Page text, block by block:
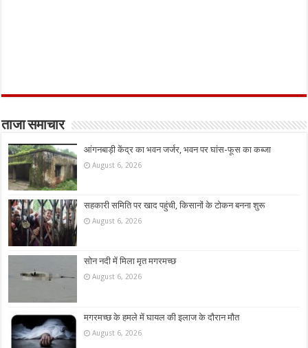
ताजा समाचार
आंगनबाड़ी केंद्र का भवन जर्जर, भवन पर घांस-फूस का कब्जा
August 6, 2026
सहकारी समिति पर खाद पहुंची, किसानों के टोकन बनना शुरू
August 6, 2026
सोन नदी में मिला मृत मगरमच्छ
August 6, 2026
मगरमच्छ के हमले में घायल की इलाज के दौरान मौत
August 6, 2026